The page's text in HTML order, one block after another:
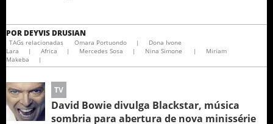
POR DEYVIS DRUSIAN
TAGs relacionadas Omara Portuondo |
Dona Ivone
Lara
| Africa | Mercedes Sosa | Nina Simone |
Miriam
Makeba
|
TV
David Bowie divulga Blackstar, música
sombria para abertura de nova minissérie